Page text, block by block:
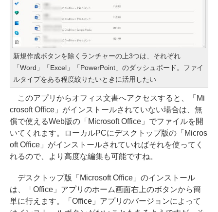
新規作成ボタンを除くランチャーの上3つは、それぞれ
「Word」「Excel」「PowerPoint」のダッシュボード。ファイ
ルタイプをある程度絞りたいときに活用したい
このアプリからオフィス文書へアクセスすると、「Mi
crosoft Office」がインストールされていない場合は、無
償で使えるWeb版の「Microsoft Office」でファイルを開
いてくれます。ローカルPCにデスクトップ版の「Micros
oft Office」がインストールされていればそれを使ってく
れるので、より高度な編集も可能ですね。
デスクトップ版「Microsoft Office」のインストール
は、「Office」アプリのホーム画面右上のボタンから簡
単に行えます。「Office」アプリのバージョンによって